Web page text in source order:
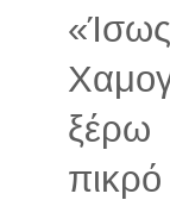
ξέρω